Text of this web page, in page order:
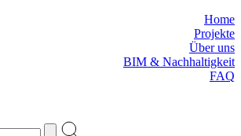
Home
Projekte
Über uns
BIM & Nachhaltigkeit
FAQ